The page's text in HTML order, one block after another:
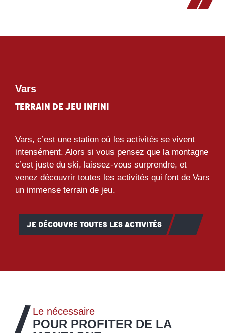
Vars
Terrain de jeu infini
Vars, c’est une station où les activités se vivent
intensément. Alors si vous pensez que la montagne
c’est juste du ski, laissez-vous surprendre, et
venez découvrir toutes les activités qui font de Vars
un immense terrain de jeu.
JE DÉCOUVRE TOUTES LES ACTIVITÉS
Le nécessaire
POUR PROFITER DE LA